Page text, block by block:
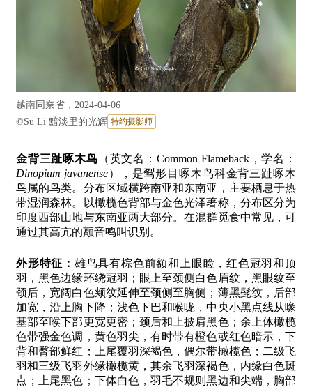
越南同奈省，2024-04-06
©Su Li 黯淡里的光辉 特约摄影师
金背三趾啄木鸟 （英文名：Common Flameback，学名：
Dinopium javanense），是䴕形目啄木鸟科金背三趾啄木
鸟属的鸟类。分布区域横跨南亚和东南亚，主要栖息于热
带湿润森林。以橄榄色背部与金色光泽著称，分布区分为
印度西部山地与东南亚两大部分。在混群觅食中常见，可
通过其高亢的颤音鸣叫识别。
外形特征： 雄鸟具有棕色前额和上眼睑，红色冠羽和顶
羽，黑色边缘环绕冠羽；眼上至颈侧白色眉纹，黑眼纹至
颈后，宽阔白色颊纹延伸至颈侧至胸侧；薄黑髭纹，后部
加宽，沿上胸下降；浅色下巴和喉咙，中央小黑点线从喙
基部至喉下部更宽更密；颈后和上披肩黑色；余上体橄榄
色带强金色调，黄色羽尖，有时带有橙色或红色暗示，下
背和臀部鲜红；上尾覆羽深褐色，偶尔带橄榄色；二级飞
羽和三级飞羽外缘橄榄黄，其余飞羽深褐色，内缘白色斑
点；上尾黑色；下体白色，羽毛不规则黑边和尖端，胸部